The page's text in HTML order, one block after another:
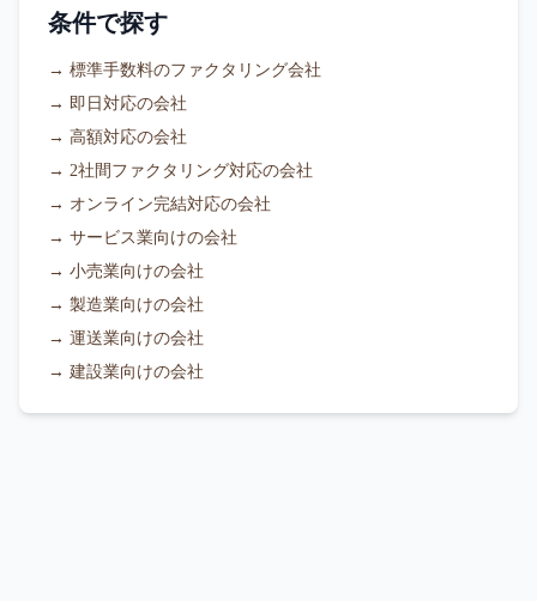
条件で探す
→ 標準手数料のファクタリング会社
→ 即日対応の会社
→ 高額対応の会社
→ 2社間ファクタリング対応の会社
→ オンライン完結対応の会社
→ サービス業向けの会社
→ 小売業向けの会社
→ 製造業向けの会社
→ 運送業向けの会社
→ 建設業向けの会社